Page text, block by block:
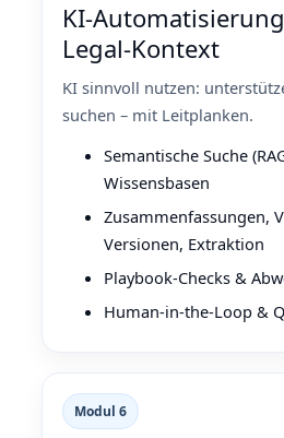
Legal‑Kontext
KI sinnvoll nutzen:
suchen – mit Leitplanken.
Semantische Suche
Wissensbasen
Zusammenfassungen,
Versionen, Extraktion
Playbook‑Checks &
Human‑in‑the‑Loop &
Modul 6